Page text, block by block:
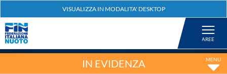
Nuoto
IN EVIDENZA